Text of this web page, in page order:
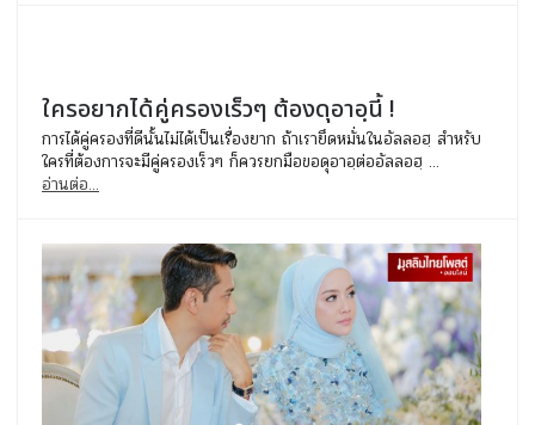
ใครอยากได้คู่ครองเร็วๆ ต้องดุอาอฺนี้ !
การได้คู่ครองที่ดีนั้นไม่ได้เป็นเรื่องยาก ถ้าเรายึดหมั่นในอัลลอฮฺ สำหรับ
ใครที่ต้องการจะมีคู่ครองเร็วๆ ก็ควรยกมือขอดุอาอฺต่ออัลลอฮฺ ...
อ่านต่อ...